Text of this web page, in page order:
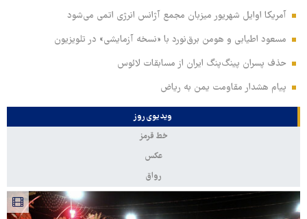
آمریکا اوایل شهریور میزبان مجمع آژانس انرژی اتمی می‌شود
مسعود اطیابی و هومن برق‌نورد با «نسخه آزمایشی» در تلویزیون
حذف پسران پینگ‌پنگ ایران از مسابقات لائوس
پیام هشدار مقاومت یمن به ریاض
ویدیوی روز
خط قرمز
عکس
رواق